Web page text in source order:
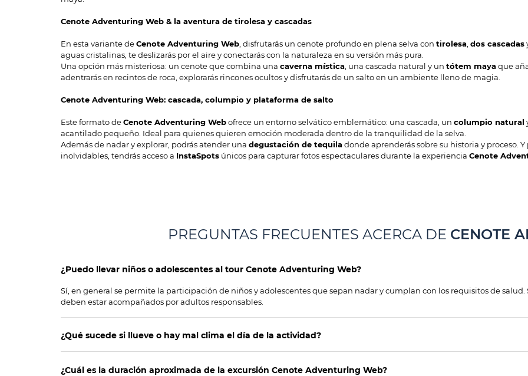
Cenote Adventuring Web & la aventura de tirolesa y cascadas
En esta variante de Cenote Adventuring Web , disfrutarás un cenote profundo en plena selva con tirolesa dos cascadas
aguas cristalinas, te deslizarás por el aire y conectarás con la naturaleza en su versión más pura.
Una opción más misteriosa: un cenote que combina una caverna mística , una cascada natural y un tótem maya que
adentrarás en recintos de roca, explorarás rincones ocultos y disfrutarás de un salto en un ambiente lleno de magia.
Cenote Adventuring Web: cascada, columpio y plataforma de salto
Este formato de Cenote Adventuring Web ofrece un entorno selvático emblemático: una cascada, un columpio natural
acantilado pequeño. Ideal para quienes quieren emoción moderada dentro de la tranquilidad de la selva.
Además de nadar y explorar, podrás atender una degustación de tequila donde aprenderás sobre su historia y proceso.
inolvidables, tendrás acceso a InstaSpots únicos para capturar fotos espectaculares durante la experiencia Cenote
PREGUNTAS FRECUENTES ACERCA DE CENOTE
¿Puedo llevar niños o adolescentes al tour Cenote Adventuring Web?
Sí, en general se permite la participación de niños y adolescentes que sepan nadar y cumplan con los requisitos de salud.
deben estar acompañados por adultos responsables.
¿Qué sucede si llueve o hay mal clima el día de la actividad?
¿Cuál es la duración aproximada de la excursión Cenote Adventuring Web?